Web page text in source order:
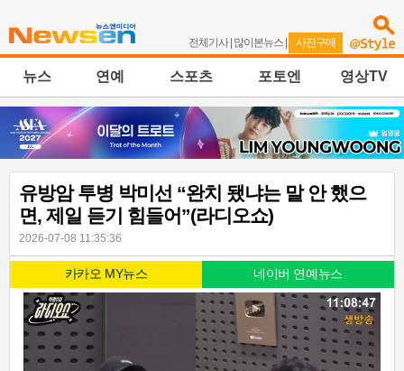
전체기사| 많이본뉴스 | 사진구매
뉴스 연예 스포츠 포토엔 영상TV
유방암 투병 박미선 “완치 됐냐는 말 안 했으
면, 제일 듣기 힘들어”(라디오쇼)
2026-07-08 11:35:36
카카오 MY뉴스 네이버 연예뉴스